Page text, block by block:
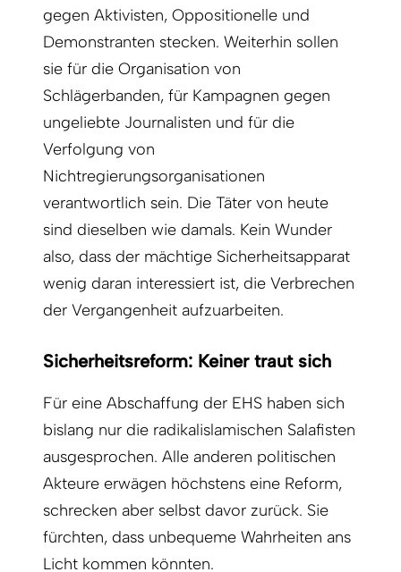
gegen Aktivisten, Oppositionelle und
Demonstranten stecken. Weiterhin sollen
sie für die Organisation von
Schlägerbanden, für Kampagnen gegen
ungeliebte Journalisten und für die
Verfolgung von
Nichtregierungsorganisationen
verantwortlich sein. Die Täter von heute
sind dieselben wie damals. Kein Wunder
also, dass der mächtige Sicherheitsapparat
wenig daran interessiert ist, die Verbrechen
der Vergangenheit aufzuarbeiten.
Sicherheitsreform: Keiner traut sich
Für eine Abschaffung der EHS haben sich
bislang nur die radikalislamischen Salafisten
ausgesprochen. Alle anderen politischen
Akteure erwägen höchstens eine Reform,
schrecken aber selbst davor zurück. Sie
fürchten, dass unbequeme Wahrheiten ans
Licht kommen könnten.